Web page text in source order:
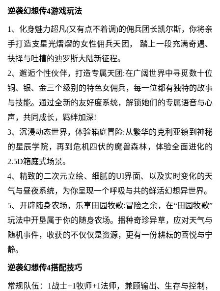
逆袭幻想传4游戏玩法
1、化身魅力超凡(又有点不着调)的佣兵团长凯尔斯，你将亲
手打造支星光熠熠的女性佣兵天团， 踏上一段充满奇遇、
抉择与吐槽的迪罗斯大陆新征程。
2、邂逅个性伙伴，打造专属天团:在广阔世界中寻觅数十位
铜、银、金三个级别的特色女佣兵，每一位都有独特的故事
与技能。通过全新的友好度系统，解锁她们的专属语音与心
声，共同成长，羁绊加深!
3、沉浸动态世界，体验箱庭冒险:从繁华的克利亚镇到神秘
的星辰学院，再到危机四伏的魔兽森林，体验全面进化的
2.5D箱庭式场景。
4、精致的二次元立绘、细腻的UI界面、以及实时变化的天
气与昼夜系统，为你呈现一个呼吸与共的鲜活幻想异世界。
5、开辟随身农场，乐享田园牧歌:冒险之余，在“田园牧歌”
玩法中开垦属于你的随身农场。播种奇珍异草，应对天气与
随机事件，收获的不仅仅是资源，更有一份耕耘的喜悦与宁
静。
逆袭幻想传4搭配技巧
常规队伍：1战士+1牧师+1法师，兼顾输出、生存与控制，